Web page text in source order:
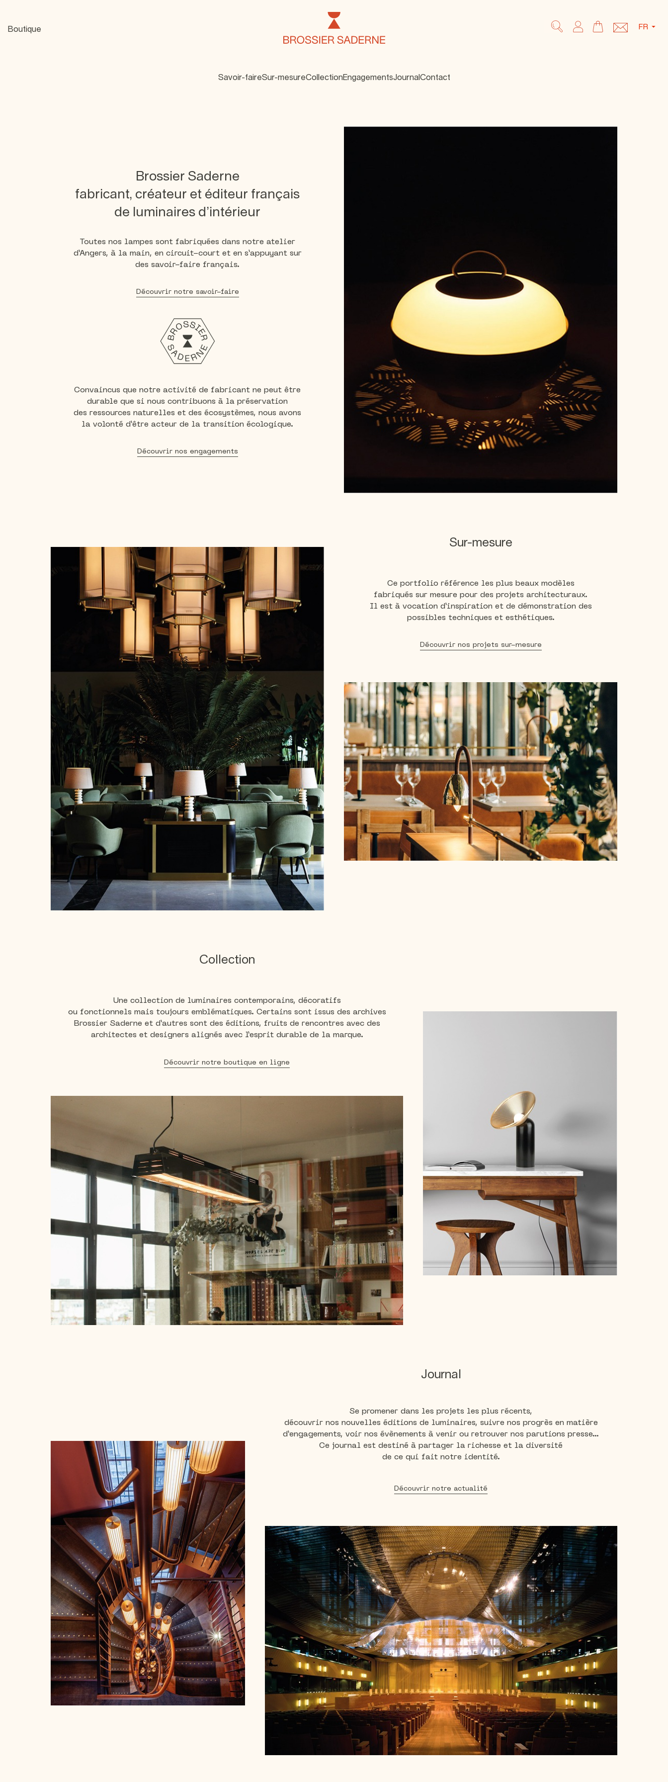
Boutique
My Cart FR
Savoir-faireSur-mesureCollectionEngagementsJournalContact
Brossier Saderne
fabricant, créateur et éditeur français
de luminaires d’intérieur
Toutes nos lampes sont fabriquées dans notre atelier
d’Angers, à la main, en circuit-court et en s’appuyant sur
des savoir-faire français.
Découvrir notre savoir-faire
Convaincus que notre activité de fabricant ne peut être
durable que si nous contribuons à la préservation
des ressources naturelles et des écosystèmes, nous avons
la volonté d’être acteur de la transition écologique.
Découvrir nos engagements
Sur-mesure
Ce portfolio référence les plus beaux modèles
fabriqués sur mesure pour des projets architecturaux.
Il est à vocation d’inspiration et de démonstration des
possibles techniques et esthétiques.
Découvrir nos projets sur-mesure
Collection
Une collection de luminaires contemporains, décoratifs
ou fonctionnels mais toujours emblématiques. Certains sont issus des archives
Brossier Saderne et d’autres sont des éditions, fruits de rencontres avec des
architectes et designers alignés avec l’esprit durable de la marque.
Découvrir notre boutique en ligne
Journal
Se promener dans les projets les plus récents,
découvrir nos nouvelles éditions de luminaires, suivre nos progrès en matière
d’engagements, voir nos évènements à venir ou retrouver nos parutions presse...
Ce journal est destiné à partager la richesse et la diversité
de ce qui fait notre identité.
Découvrir notre actualité